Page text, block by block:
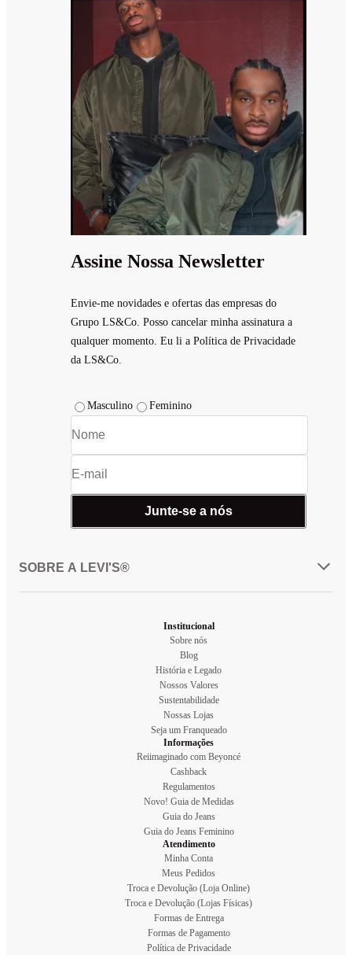
Assine Nossa Newsletter
Envie-me novidades e ofertas das empresas do
Grupo LS&Co. Posso cancelar minha assinatura a
qualquer momento. Eu li a Política de Privacidade
da LS&Co.
Masculino Feminino
Junte-se a nós
SOBRE A LEVI'S®
Institucional
Sobre nós
Blog
História e Legado
Nossos Valores
Sustentabilidade
Nossas Lojas
Seja um Franqueado
Informações
Reiimaginado com Beyoncé
Cashback
Regulamentos
Novo! Guia de Medidas
Guia do Jeans
Guia do Jeans Feminino
Atendimento
Minha Conta
Meus Pedidos
Troca e Devolução (Loja Online)
Troca e Devolução (Lojas Físicas)
Formas de Entrega
Formas de Pagamento
Política de Privacidade